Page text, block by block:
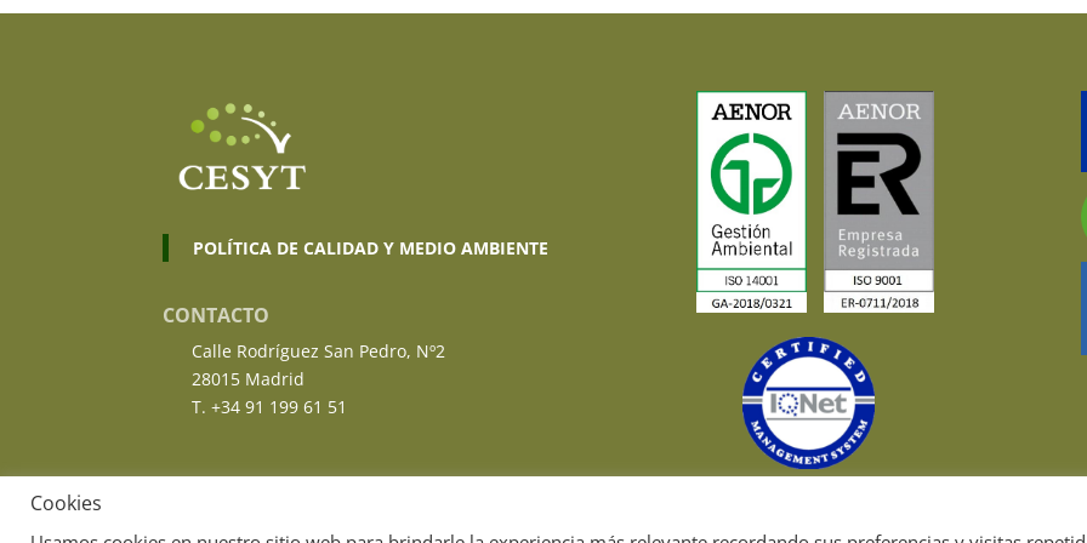
POLÍTICA DE CALIDAD Y MEDIO AMBIENTE
CONTACTO
Calle Rodríguez San Pedro, Nº2
28015 Madrid
T. +34 91 199 61 51
Cookies